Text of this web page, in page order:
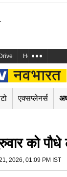
Health and Me
एक्सप्लेनर्स
को
2026, 01:09 PM IST